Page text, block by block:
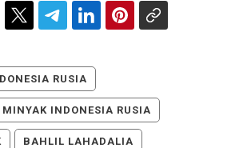
RUSIA
INDONESIA RUSIA
BAHLIL LAHADALIA